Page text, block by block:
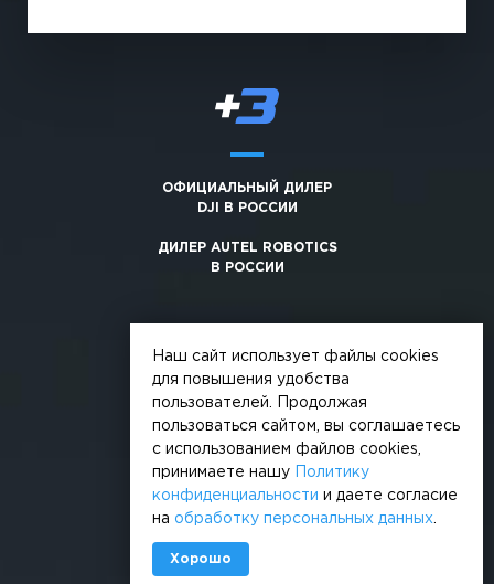
ОФИЦИАЛЬНЫЙ ДИЛЕР
DJI В РОССИИ
ДИЛЕР AUTEL ROBOTICS
В РОССИИ
© 2026, +3. Все права защищены
Обработка персональных данных
Наш сайт использует файлы cookies
для повышения удобства
пользователей. Продолжая
пользоваться сайтом, вы соглашаетесь
с использованием файлов cookies,
принимаете нашу
Политику
конфиденциальности
и даете согласие
на обработку персональных данных
Хорошо